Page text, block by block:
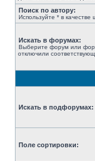
Поиск по автору:
Используйте * в качестве
Искать в форумах:
Выберите форум или
отключили
Искать в подфорумах:
Поле сортировки: